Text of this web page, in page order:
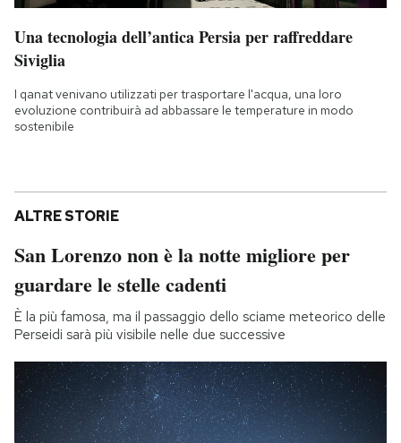
Una tecnologia dell’antica Persia per raffreddare
Siviglia
I qanat venivano utilizzati per trasportare l'acqua, una loro
evoluzione contribuirà ad abbassare le temperature in modo
sostenibile
ALTRE STORIE
San Lorenzo non è la notte migliore per
guardare le stelle cadenti
È la più famosa, ma il passaggio dello sciame meteorico delle
Perseidi sarà più visibile nelle due successive